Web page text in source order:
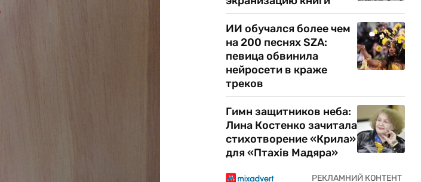
ИИ обучался более чем
на 200 песнях SZA:
певица обвинила
нейросети в краже
треков
Гимн защитников неба:
Лина Костенко зачитала
стихотворение «Крила»
для «Птахів Мадяра»